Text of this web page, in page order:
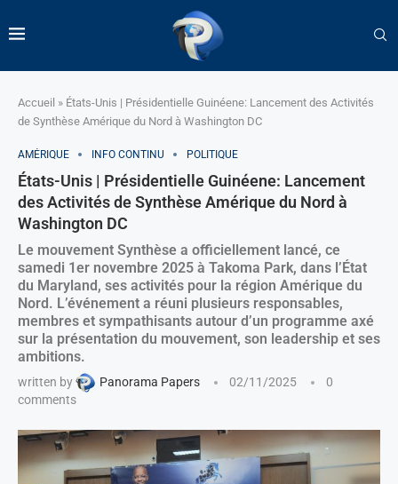
Accueil » États-Unis | Présidentielle Guinéene: Lancement des Activités
de Synthèse Amérique du Nord à Washington DC
AMÉRIQUE INFO CONTINU POLITIQUE
États-Unis | Présidentielle Guinéene: Lancement
des Activités de Synthèse Amérique du Nord à
Washington DC
Le mouvement Synthèse a officiellement lancé, ce
samedi 1er novembre 2025 à Takoma Park, dans l’État
du Maryland, ses activités pour la région Amérique du
Nord. L’événement a réuni plusieurs responsables,
membres et sympathisants autour d’un programme axé
sur la présentation du mouvement, son leadership et ses
ambitions.
written by Panorama Papers 02/11/2025
0
comments